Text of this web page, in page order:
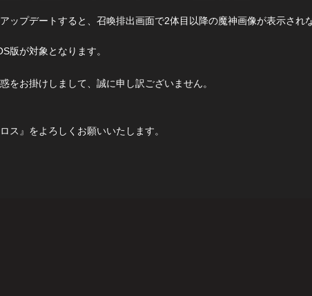
ップデートすると、召喚排出画面で2体目以降の魔神画像が表示され
版が対象となります。
をお掛けしまして、誠に申し訳ございません。
ス』をよろしくお願いいたします。